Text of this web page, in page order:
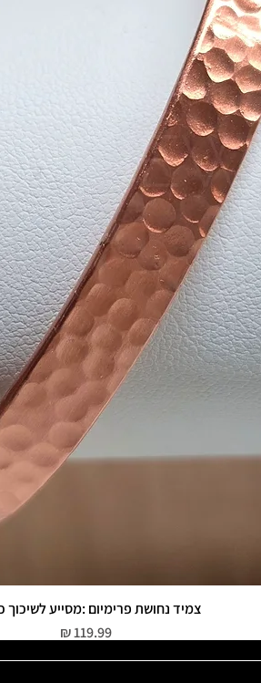
תצוגה מהירה
צמיד נחושת פרימיום :מסייע לשיכוך
מחיר‏119.99 ‏₪